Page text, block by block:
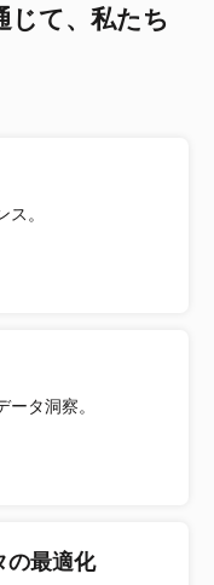
て、私たち
。
タ洞察。
の最適化